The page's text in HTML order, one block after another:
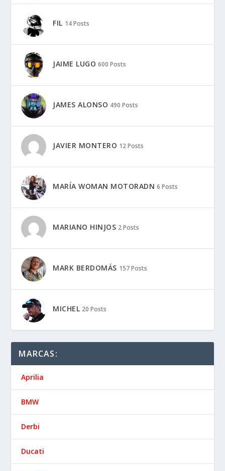
FIL 14 Posts
JAIME LUGO 600 Posts
JAMES ALONSO 490 Posts
JAVIER MONTERO 12 Posts
MARÍA WOMAN MOTORADN 6 Posts
MARIANO HINJOS 2 Posts
MARK BERDOMÁS 157 Posts
MICHEL 20 Posts
MARCAS:
Aprilia
BMW
Derbi
Ducati